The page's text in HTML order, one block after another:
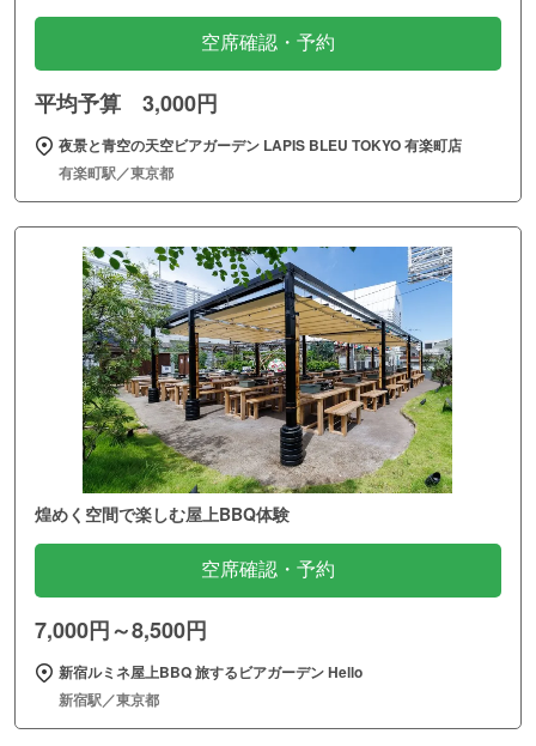
空席確認・予約
平均予算 3,000円
夜景と青空の天空ビアガーデン LAPIS BLEU TOKYO 有楽町店
有楽町駅／東京都
煌めく空間で楽しむ屋上BBQ体験
空席確認・予約
7,000円～8,500円
新宿ルミネ屋上BBQ 旅するビアガーデン Hello
新宿駅／東京都